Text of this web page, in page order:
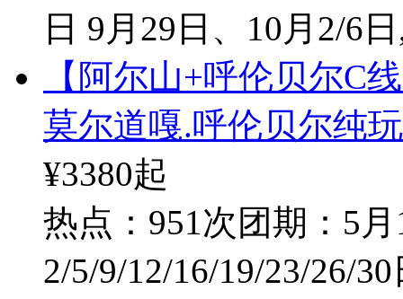
日 9月29日、10月2/6日
【阿尔山+呼伦贝尔C
莫尔道嘎.呼伦贝尔纯
¥3380起
热点：951次 团期：5
2/5/9/12/16/19/23/26/